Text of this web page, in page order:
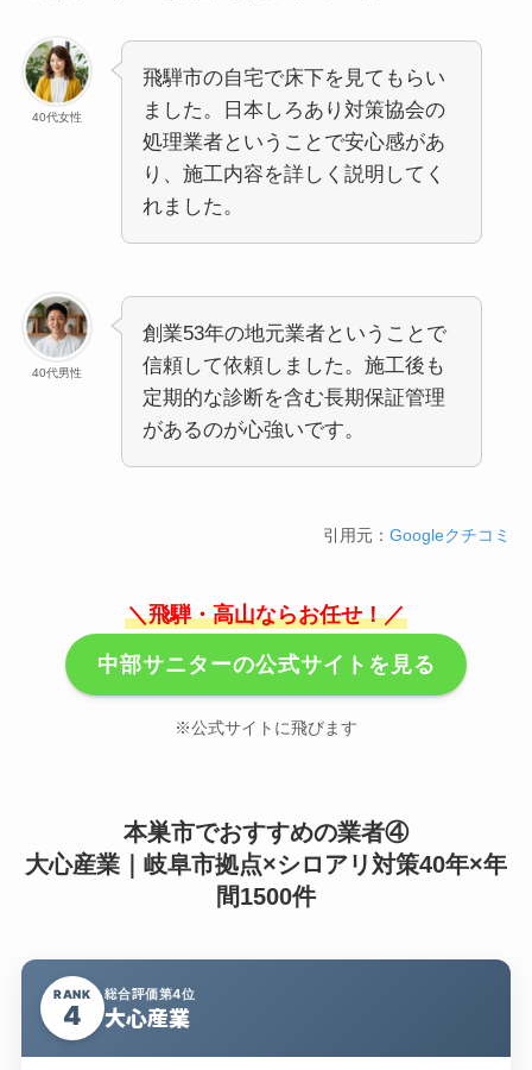
40代女性
飛騨市の自宅で床下を見てもらい
ました。日本しろあり対策協会の
処理業者ということで安心感があ
り、施工内容を詳しく説明してく
れました。
40代男性
創業53年の地元業者ということで
信頼して依頼しました。施工後も
定期的な診断を含む長期保証管理
があるのが心強いです。
引用元：Googleクチコミ
＼飛騨・高山ならお任せ！／
中部サニターの公式サイトを見る
※公式サイトに飛びます
本巣市でおすすめの業者④
大心産業｜岐阜市拠点×シロアリ対策40年×年
間1500件
RANK
4
総合評価第4位
大心産業